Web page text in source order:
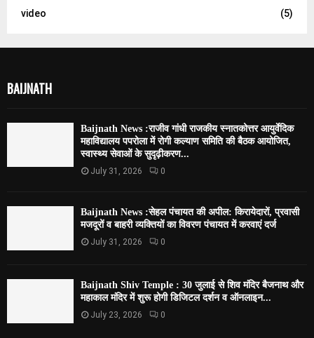
video
(5)
BAIJNATH
Baijnath News :राजीव गांधी राजकीय स्नातकोत्तर आयुर्वेदिक
महाविद्यालय पपरोला में रोगी कल्याण समिति की बैठक आयोजित,
स्वास्थ्य सेवाओं के सुदृढ़ीकरण...
July 31, 2026 0
Baijnath News :सेहल पंचायत की अपील: किरायेदारों, प्रवासी
मजदूरों व बाहरी व्यक्तियों का विवरण पंचायत में करवाएं दर्ज
July 31, 2026 0
Baijnath Shiv Temple : 30 जुलाई से शिव मंदिर बैजनाथ और
महाकाल मंदिर में शुरू होगी डिजिटल दर्शन व ऑनलाइन...
July 23, 2026 0